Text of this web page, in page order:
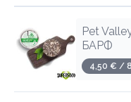
Pet
котки
3,00
Pet
БАРФ
4,50 € /